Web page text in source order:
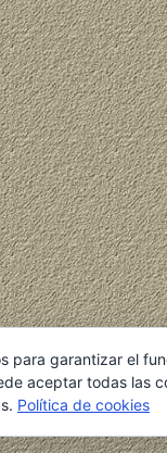
para garantizar el
aceptar todas las
Política de cookies